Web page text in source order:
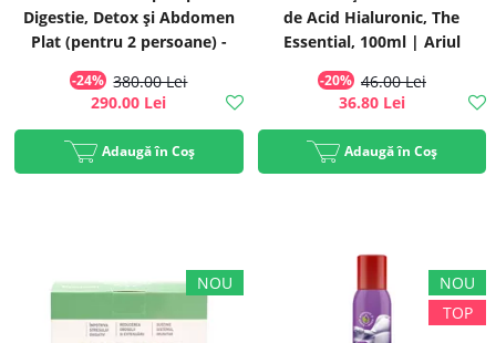
Digestie, Detox și Abdomen
Plat (pentru 2 persoane) -
Transport GRATUIT! - 2x In
Green + 2x Vitamina C + 2x
Oțet
-24% 380.00 Lei
290.00 Lei
Adaugă în Coș
de Acid Hialuronic, The
Essential, 100ml | Ariul
-20% 46.00 Lei
36.80 Lei
Adaugă în Coș